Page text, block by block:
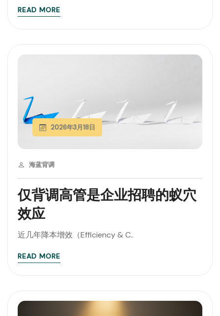
READ MORE
仅背调高管是企业招聘的蚁穴
效应
2026年3月18日
海蓝背调
近几年降本增效（Efficiency & C..
READ MORE